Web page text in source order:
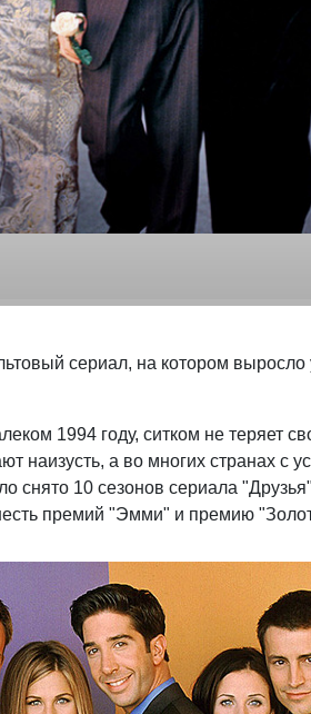
сериал, на котором
1994 году, ситком не теряет
наизусть, а во многих странах с
снято 10 сезонов сериала
премий "Эмми" и премию